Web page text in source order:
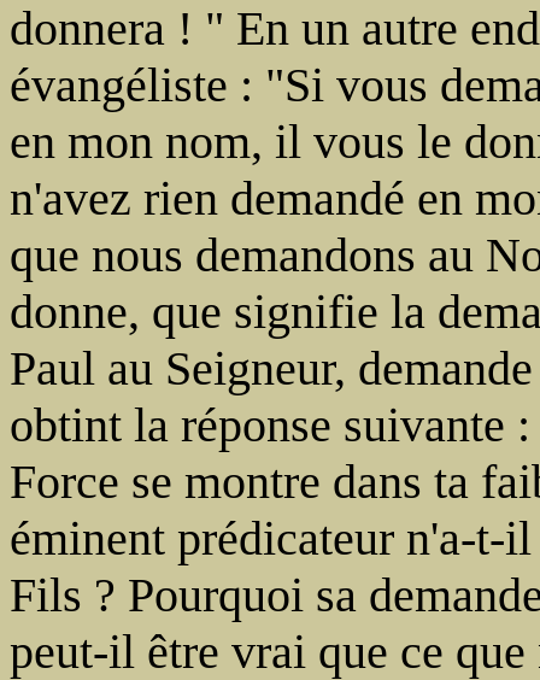
donnera ! " En un autre
évangéliste : "Si vous
en mon nom, il vous le
n'avez rien demandé en
que nous demandons au
donne, que signifie la
Paul au Seigneur,
obtint la réponse suivante
Force se montre dans ta
éminent prédicateur n'a-t-
Fils ? Pourquoi sa
peut-il être vrai que ce que